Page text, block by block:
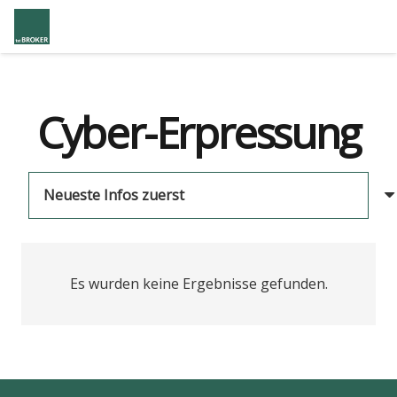
Cyber-Erpressung
Es wurden keine Ergebnisse gefunden.